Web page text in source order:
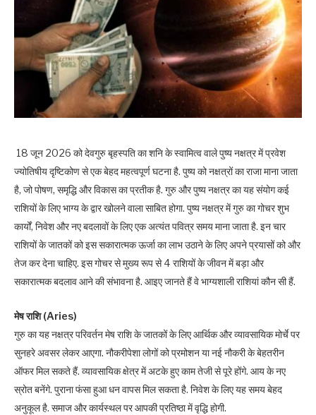
18 जून 2026 को देवगुरु बृहस्पति का शनि के स्वामित्व वाले पुष्य नक्षत्र में प्रवेश
ज्योतिषीय दृष्टिकोण से एक बेहद महत्वपूर्ण घटना है. पुष्य को नक्षत्रों का राजा माना जाता
है, जो पोषण, समृद्धि और विकास का प्रतीक है. गुरु और पुष्य नक्षत्र का यह संयोग कई
राशियों के लिए भाग्य के द्वार खोलने वाला साबित होगा. पुष्य नक्षत्र में गुरु का गोचर शुभ
कार्यों, निवेश और नए बदलावों के लिए एक अत्यंत पवित्र समय माना जाता है. इन चार
राशियों के जातकों को इस सकारात्मक ऊर्जा का लाभ उठाने के लिए अपने प्रयासों को और
तेज कर देना चाहिए. इस गोचर से मुख्य रूप से 4 राशियों के जीवन में बड़ा और
सकारात्मक बदलाव आने की संभावना है. आइए जानते हैं वे भाग्यशाली राशियां कौन सी हैं.
मेष राशि (Aries)
गुरु का यह नक्षत्र परिवर्तन मेष राशि के जातकों के लिए आर्थिक और व्यावसायिक मोर्चे पर
सुनहरे अवसर लेकर आएगा. नौकरीपेशा लोगों को प्रमोशन या नई नौकरी के बेहतरीन
ऑफर मिल सकते हैं. व्यावसायिक क्षेत्र में अटके हुए काम तेजी से पूरे होंगे. आय के नए
स्रोत बनेंगे. पुराना फंसा हुआ धन वापस मिल सकता है. निवेश के लिए यह समय बेहद
अनुकूल है. समाज और कार्यस्थल पर आपकी प्रतिष्ठा में वृद्धि होगी.